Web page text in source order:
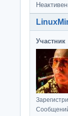
Неактивен
Участник